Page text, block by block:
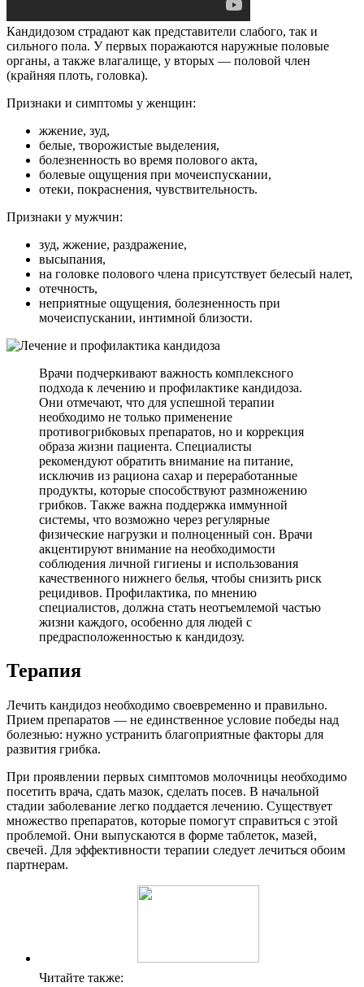
Кандидозом страдают как представители слабого, так и
сильного пола. У первых поражаются наружные половые
органы, а также влагалище, у вторых — половой член
(крайняя плоть, головка).
Признаки и симптомы у женщин:
жжение, зуд,
белые, творожистые выделения,
болезненность во время полового акта,
болевые ощущения при мочеиспускании,
отеки, покраснения, чувствительность.
Признаки у мужчин:
зуд, жжение, раздражение,
высыпания,
на головке полового члена присутствует белесый налет,
отечность,
неприятные ощущения, болезненность при
мочеиспускании, интимной близости.
Врачи подчеркивают важность комплексного
подхода к лечению и профилактике кандидоза.
Они отмечают, что для успешной терапии
необходимо не только применение
противогрибковых препаратов, но и коррекция
образа жизни пациента. Специалисты
рекомендуют обратить внимание на питание,
исключив из рациона сахар и переработанные
продукты, которые способствуют размножению
грибков. Также важна поддержка иммунной
системы, что возможно через регулярные
физические нагрузки и полноценный сон. Врачи
акцентируют внимание на необходимости
соблюдения личной гигиены и использования
качественного нижнего белья, чтобы снизить риск
рецидивов. Профилактика, по мнению
специалистов, должна стать неотъемлемой частью
жизни каждого, особенно для людей с
предрасположенностью к кандидозу.
Терапия
Лечить кандидоз необходимо своевременно и правильно.
Прием препаратов — не единственное условие победы над
болезнью: нужно устранить благоприятные факторы для
развития грибка.
При проявлении первых симптомов молочницы необходимо
посетить врача, сдать мазок, сделать посев. В начальной
стадии заболевание легко поддается лечению. Существует
множество препаратов, которые помогут справиться с этой
проблемой. Они выпускаются в форме таблеток, мазей,
свечей. Для эффективности терапии следует лечиться обоим
партнерам.
Читайте также: